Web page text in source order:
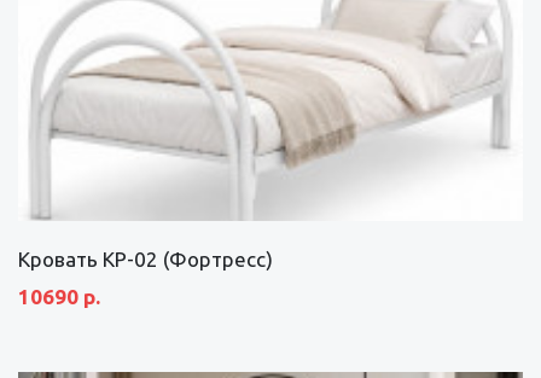
Кровать КР-02 (Фортресс)
10690 р.